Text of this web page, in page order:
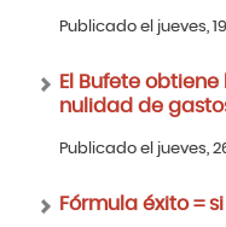
Publicado el jueves,
El Bufete
nulidad de
Publicado el jueves,
Fórmula éxito =